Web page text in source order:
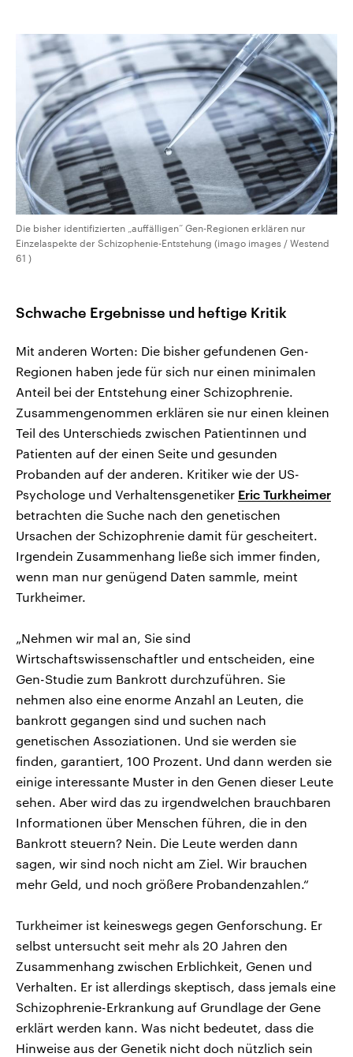
Die bisher identifizierten „auffälligen“ Gen-Regionen erklären nur
Einzelaspekte der Schizophenie-Entstehung (imago images / Westend
61 )
Schwache Ergebnisse und heftige Kritik
Mit anderen Worten: Die bisher gefundenen Gen-
Regionen haben jede für sich nur einen minimalen
Anteil bei der Entstehung einer Schizophrenie.
Zusammengenommen erklären sie nur einen kleinen
Teil des Unterschieds zwischen Patientinnen und
Patienten auf der einen Seite und gesunden
Probanden auf der anderen. Kritiker wie der US-
Psychologe und Verhaltensgenetiker Eric Turkheimer
betrachten die Suche nach den genetischen
Ursachen der Schizophrenie damit für gescheitert.
Irgendein Zusammenhang ließe sich immer finden,
wenn man nur genügend Daten sammle, meint
Turkheimer.
„Nehmen wir mal an, Sie sind
Wirtschaftswissenschaftler und entscheiden, eine
Gen-Studie zum Bankrott durchzuführen. Sie
nehmen also eine enorme Anzahl an Leuten, die
bankrott gegangen sind und suchen nach
genetischen Assoziationen. Und sie werden sie
finden, garantiert, 100 Prozent. Und dann werden sie
einige interessante Muster in den Genen dieser Leute
sehen. Aber wird das zu irgendwelchen brauchbaren
Informationen über Menschen führen, die in den
Bankrott steuern? Nein. Die Leute werden dann
sagen, wir sind noch nicht am Ziel. Wir brauchen
mehr Geld, und noch größere Probandenzahlen.“
Turkheimer ist keineswegs gegen Genforschung. Er
selbst untersucht seit mehr als 20 Jahren den
Zusammenhang zwischen Erblichkeit, Genen und
Verhalten. Er ist allerdings skeptisch, dass jemals eine
Schizophrenie-Erkrankung auf Grundlage der Gene
erklärt werden kann. Was nicht bedeutet, dass die
Hinweise aus der Genetik nicht doch nützlich sein